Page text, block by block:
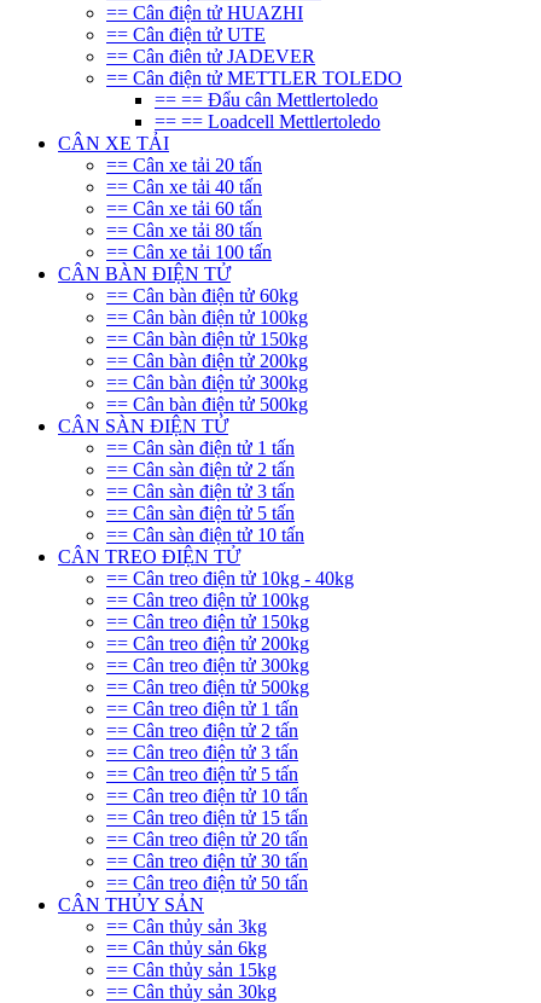
== Cân điện tử HUAZHI
== Cân điện tử UTE
== Cân điên tử JADEVER
== Cân điện tử METTLER TOLEDO
== == Đẩu cân Mettlertoledo
== == Loadcell Mettlertoledo
CÂN XE TẢI
== Cân xe tải 20 tấn
== Cân xe tải 40 tấn
== Cân xe tải 60 tấn
== Cân xe tải 80 tấn
== Cân xe tải 100 tấn
CÂN BÀN ĐIỆN TỬ
== Cân bàn điện tử 60kg
== Cân bàn điện tử 100kg
== Cân bàn điện tử 150kg
== Cân bàn điện tử 200kg
== Cân bàn điện tử 300kg
== Cân bàn điện tử 500kg
CÂN SÀN ĐIỆN TỬ
== Cân sàn điện tử 1 tấn
== Cân sàn điện tử 2 tấn
== Cân sàn điện tử 3 tấn
== Cân sàn điện tử 5 tấn
== Cân sàn điện tử 10 tấn
CÂN TREO ĐIỆN TỬ
== Cân treo điện tử 10kg - 40kg
== Cân treo điện tử 100kg
== Cân treo điện tử 150kg
== Cân treo điện tử 200kg
== Cân treo điện tử 300kg
== Cân treo điện tử 500kg
== Cân treo điện tử 1 tấn
== Cân treo điện tử 2 tấn
== Cân treo điện tử 3 tấn
== Cân treo điện tử 5 tấn
== Cân treo điện tử 10 tấn
== Cân treo điện tử 15 tấn
== Cân treo điện tử 20 tấn
== Cân treo điện tử 30 tấn
== Cân treo điện tử 50 tấn
CÂN THỦY SẢN
== Cân thủy sản 3kg
== Cân thủy sản 6kg
== Cân thủy sản 15kg
== Cân thủy sản 30kg